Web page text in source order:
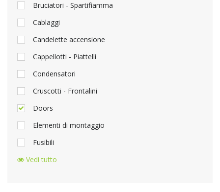
Bruciatori - Spartifiamma
Cablaggi
Candelette accensione
Cappellotti - Piattelli
Condensatori
Cruscotti - Frontalini
Doors
Elementi di montaggio
Fusibili
Vedi tutto